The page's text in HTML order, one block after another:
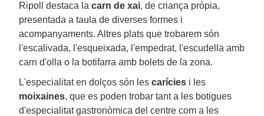
Ripoll destaca la carn de xai, de criança pròpia,
presentada a taula de diverses formes i
acompanyaments. Altres plats que trobarem són
l'escalivada, l'esqueixada, l'empedrat, l'escudella amb
carn d'olla o la botifarra amb bolets de la zona.
L'especialitat en dolços són les carícies i les
moixaines, que es poden trobar tant a les botigues
d'especialitat gastronòmica del centre com a les